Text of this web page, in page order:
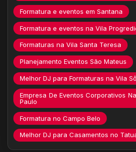
Formatura e eventos em Santana
Formatura e eventos na Vila
Formaturas na Vila Santa Teresa
Planejamento Eventos São Mateus
Melhor DJ para Formaturas na Vila
Empresa De Eventos Corporativos
Paulo
Formatura no Campo Belo
Melhor DJ para Casamentos no